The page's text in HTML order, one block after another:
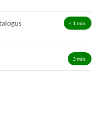
< 1 min.
door naar de
3min.